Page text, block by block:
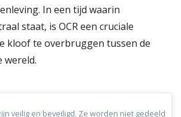
In een tijd waarin
staat, is OCR een cruciale
kloof te overbruggen tussen de
wereld.
veilig en beveiligd. Ze worden niet gedeeld